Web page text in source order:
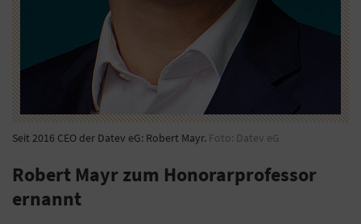
Seit 2016 CEO der Datev eG: Robert Mayr. Foto: Datev eG
Robert Mayr zum Honorarprofessor
ernannt